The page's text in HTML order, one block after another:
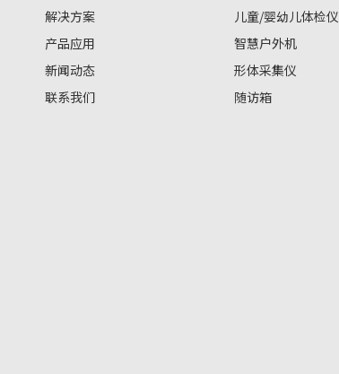
解决方案
产品应用
新闻动态
联系我们
儿童/婴幼儿体检仪
智慧户外机
形体采集仪
随访箱